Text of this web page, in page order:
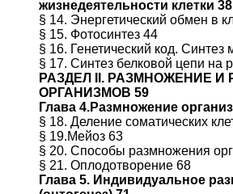
жизнедеятельности клетки 38
§ 14. Энергетический обмен в
§ 15. Фотосинтез 44
§ 16. Генетический код.
§ 17. Синтез белковой цепи на
РАЗДЕЛ II. РАЗМНОЖЕНИЕ И
ОРГАНИЗМОВ 59
Глава 4.Размножение
§ 18. Деление соматических
§ 19.Мейоз 63
§ 20. Способы размножения
§ 21. Оплодотворение 68
Глава 5. Индивидуальное